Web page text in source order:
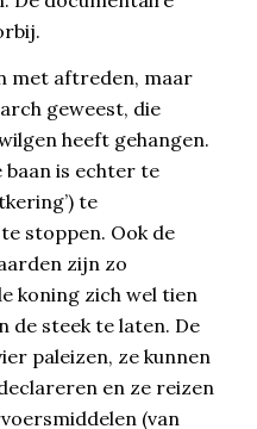
met aftreden, maar
geweest, die
heeft gehangen.
baan is echter te
te
stoppen. Ook de
zijn zo
koning zich wel tien
de steek te laten. De
paleizen, ze kunnen
en ze reizen
(van